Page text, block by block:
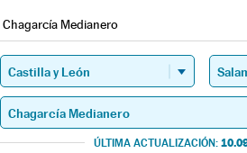
Chagarcía Medianero
ÚLTIMA ACTUALIZACIÓN: